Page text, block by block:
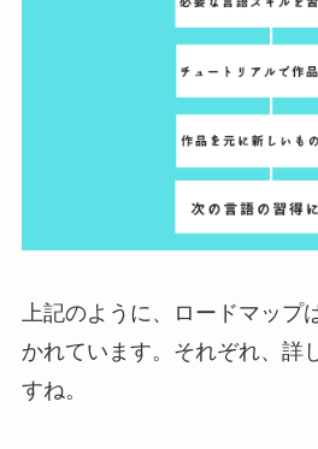
上記のように、ロードマップ
かれています。それぞれ、詳
すね。